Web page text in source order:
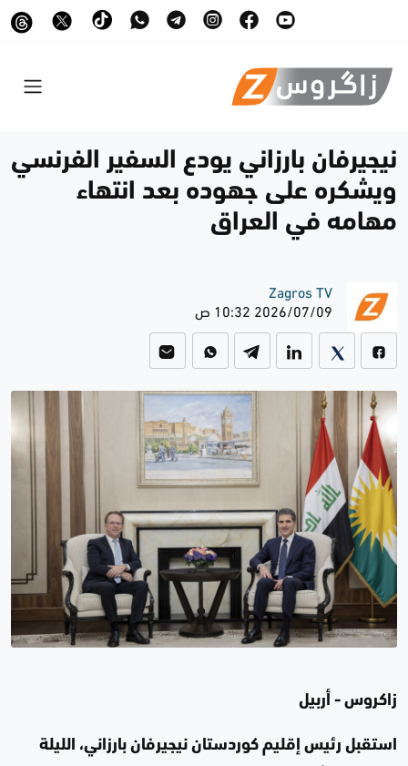
نيجيرفان بارزاني يودع السفير الفرنسي
ويشكره على جهوده بعد انتهاء
مهامه في العراق
Zagros TV
2026/07/09 10:32 ص
زاكروس - أربيل
استقبل رئيس إقليم كوردستان نيجيرفان بارزاني، الليلة